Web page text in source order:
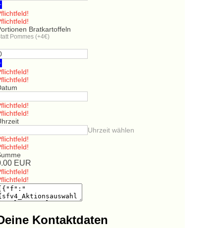
Bratkartoffeln
Pommes (+4€)
Uhrzeit wählen
EUR
Kontaktdaten